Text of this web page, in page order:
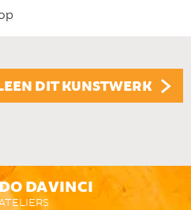
DIT KUNSTWERK
DA VINCI